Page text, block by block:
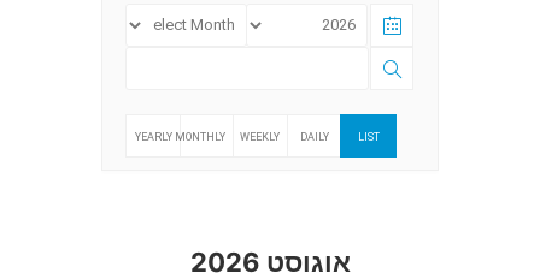
YEARLY MONTHLY WEEKLY DAILY LIST
אוגוסט 2026